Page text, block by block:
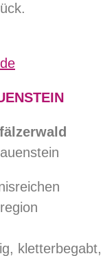
kletterbegabt,